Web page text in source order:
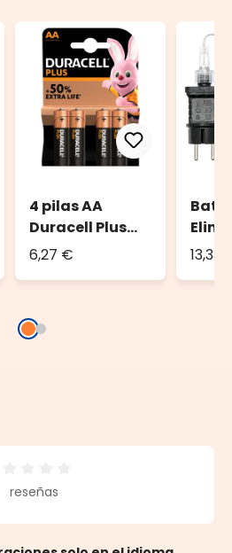
4 pilas AA
Duracell Plus
Power
6,27 € 13,33
de 0 de 5 estrellas
reseñas